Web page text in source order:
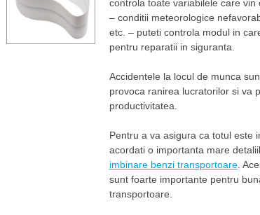
controla toate variabilele care vin
– conditii meteorologice
etc. – puteti controla modul in
pentru reparatii in siguranta.
Accidentele la locul de munca
provoca ranirea lucratorilor si va
productivitatea.
Pentru a va asigura ca totul este
acordati o importanta mare
imbinare benzi transportoare.
sunt foarte importante pentru
transportoare.